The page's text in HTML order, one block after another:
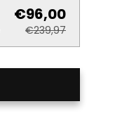
€96,00
€239,97